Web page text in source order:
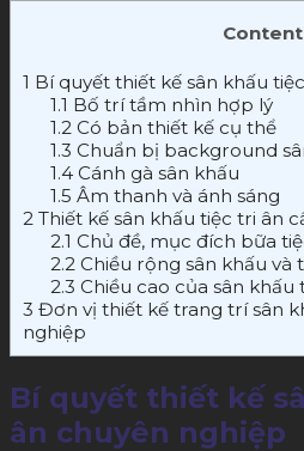
1 Bí quyết thiết kế sân khấu
1.1 Bố trí tầm nhìn hợp lý
1.2Có bản thiết kế cụ thể
1.3 Chuẩn bị background
1.4Cánh gà sân khấu
1.5 Âm thanh và ánh sáng
2 Thiết kế sân khấu tiệc tri ân
2.1 Chủ đề, mục đích bữa
2.2Chiều rộng sân khấu và
2.3 Chiều cao của sân khấu
3 Đơn vị thiết kế trang trí sân
nghiệp
Bí quyết thiết kế
ân chuyên nghiệp